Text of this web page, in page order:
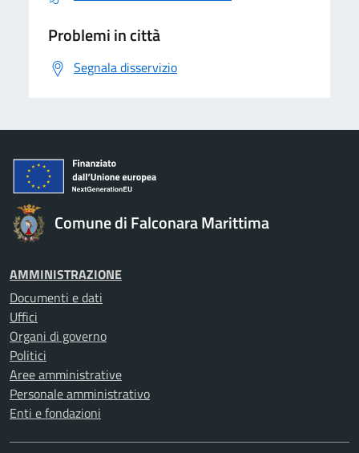
Problemi in città
Segnala disservizio
Comune di Falconara Marittima
AMMINISTRAZIONE
Documenti e dati
Uffici
Organi di governo
Politici
Aree amministrative
Personale amministrativo
Enti e fondazioni